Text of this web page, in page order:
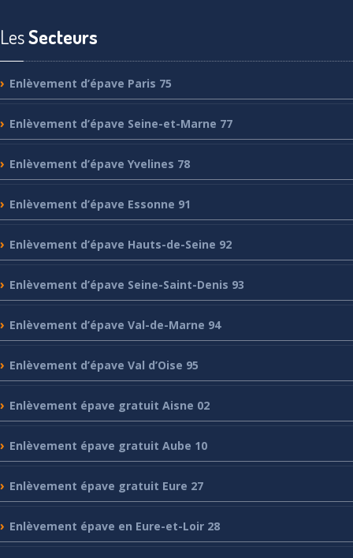
LesSecteurs
Enlèvement d’épave Paris 75
Enlèvement d’épave Seine-et-Marne 77
Enlèvement d’épave Yvelines 78
Enlèvement d’épave Essonne 91
Enlèvement d’épave Hauts-de-Seine 92
Enlèvement d’épave Seine-Saint-Denis 93
Enlèvement d’épave Val-de-Marne 94
Enlèvement d’épave Val d’Oise 95
Enlèvement épave gratuit Aisne 02
Enlèvement épave gratuit Aube 10
Enlèvement épave gratuit Eure 27
Enlèvement épave en Eure-et-Loir 28